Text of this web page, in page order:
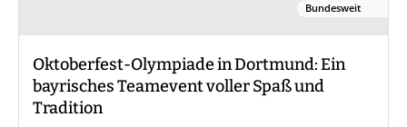
Bundesweit
Oktoberfest-Olympiade in Dortmund: Ein
bayrisches Teamevent voller Spaß und
Tradition